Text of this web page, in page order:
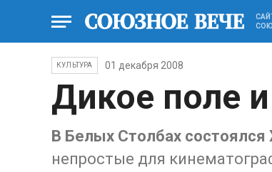
КУЛЬТУРА 01 декабря 2008
Дикое поле
В Белых Столбах
непростые для